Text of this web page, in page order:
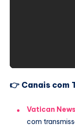
👉 Canais com
Vatican
com